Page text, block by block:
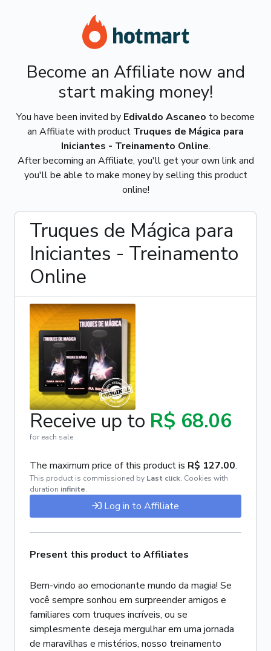
Become an Affiliate now and
start making money!
You have been invited by Edivaldo Ascaneo to become
an Affiliate with product Truques de Mágica para
Iniciantes - Treinamento Online.
After becoming an Affiliate, you'll get your own link and
you'll be able to make money by selling this product
online!
Truques de Mágica para
Iniciantes - Treinamento
Online
Receive up to R$ 68.06
for each sale
The maximum price of this product is R$ 127.00.
This product is commissioned by Last click, Cookies with
duration infinite.
Log in to Affiliate
Present this product to Affiliates
Bem-vindo ao emocionante mundo da magia! Se
você sempre sonhou em surpreender amigos e
familiares com truques incríveis, ou se
simplesmente deseja mergulhar em uma jornada
de maravilhas e mistérios, nosso treinamento